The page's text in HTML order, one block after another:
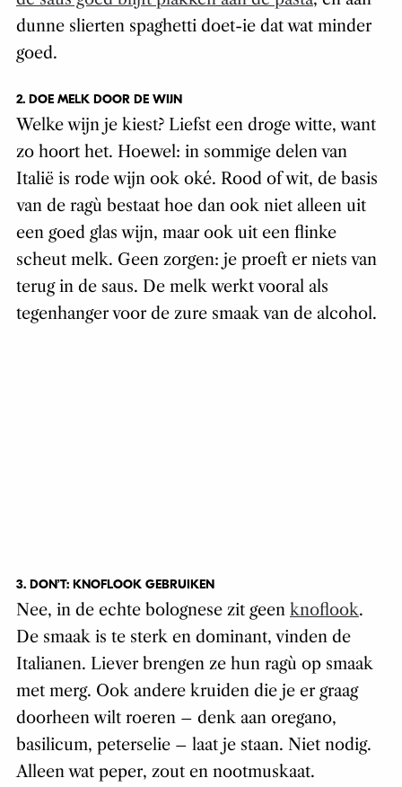
dunne slierten spaghetti doet-ie dat wat minder
goed.
2. DOE MELK DOOR DE WIJN
Welke wijn je kiest? Liefst een droge witte, want
zo hoort het. Hoewel: in sommige delen van
Italië is rode wijn ook oké. Rood of wit, de basis
van de ragù bestaat hoe dan ook niet alleen uit
een goed glas wijn, maar ook uit een flinke
scheut melk. Geen zorgen: je proeft er niets van
terug in de saus. De melk werkt vooral als
tegenhanger voor de zure smaak van de alcohol.
3. DON’T: KNOFLOOK GEBRUIKEN
Nee, in de echte bolognese zit geen knoflook.
De smaak is te sterk en dominant, vinden de
Italianen. Liever brengen ze hun ragù op smaak
met merg. Ook andere kruiden die je er graag
doorheen wilt roeren – denk aan oregano,
basilicum, peterselie – laat je staan. Niet nodig.
Alleen wat peper, zout en nootmuskaat.